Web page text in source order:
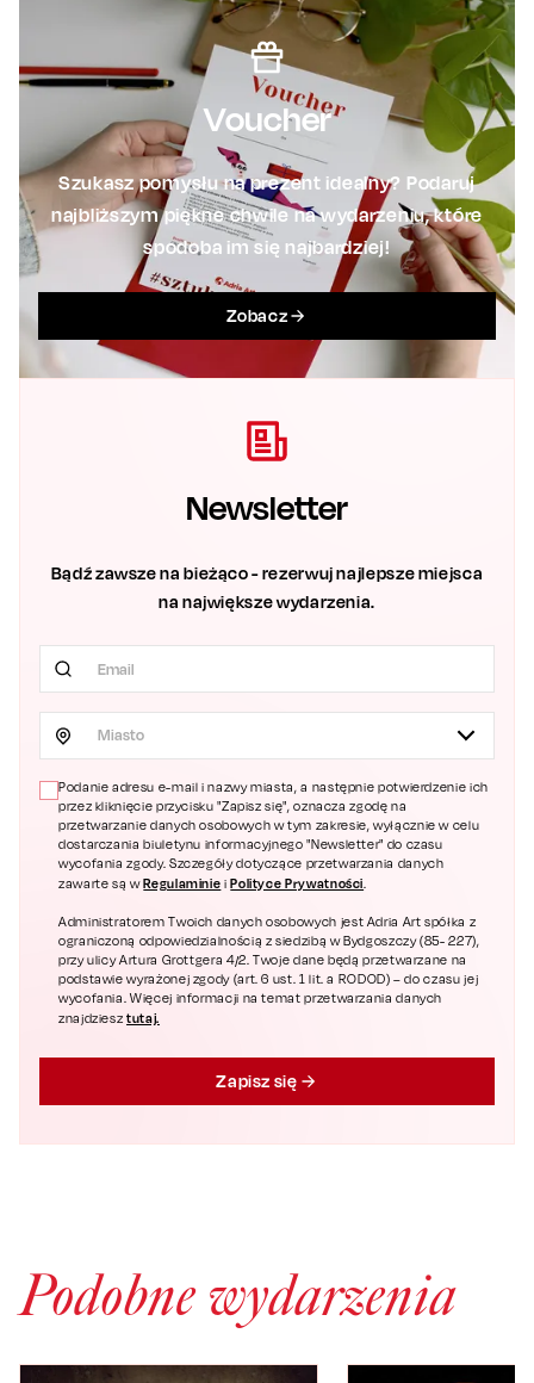
Voucher
Szukasz pomysłu na prezent idealny? Podaruj
najbliższym piękne chwile na wydarzeniu, które
spodoba im się najbardziej!
Zobacz
Newsletter
Bądź zawsze na bieżąco - rezerwuj najlepsze miejsca
na największe wydarzenia.
Miasto
Podanie adresu e-mail i nazwy miasta, a następnie potwierdzenie ich
przez kliknięcie przycisku "Zapisz się", oznacza zgodę na
przetwarzanie danych osobowych w tym zakresie, wyłącznie w celu
dostarczania biuletynu informacyjnego "Newsletter" do czasu
wycofania zgody. Szczegóły dotyczące przetwarzania danych
zawarte są wRegulaminie i Polityce Prywatności.
Administratorem Twoich danych osobowych jest Adria Art spółka z
ograniczoną odpowiedzialnością z siedzibą w Bydgoszczy (85- 227),
przy ulicy Artura Grottgera 4/2. Twoje dane będą przetwarzane na
podstawie wyrażonej zgody (art. 6 ust. 1 lit. a RODOD) – do czasu jej
wycofania. Więcej informacji na temat przetwarzania danych
znajdziesztutaj.
Zapisz się
Podobne wydarzenia